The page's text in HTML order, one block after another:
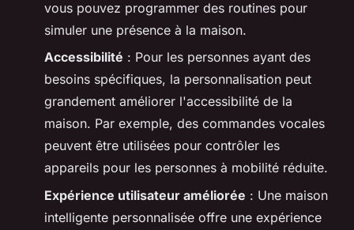
vous pouvez programmer des routines pour
simuler une présence à la maison.
Accessibilité : Pour les personnes ayant des
besoins spécifiques, la personnalisation peut
grandement améliorer l'accessibilité de la
maison. Par exemple, des commandes vocales
peuvent être utilisées pour contrôler les
appareils pour les personnes à mobilité réduite.
Expérience utilisateur améliorée : Une maison
intelligente personnalisée offre une expérience